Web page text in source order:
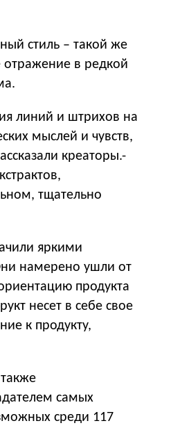
стиль – такой же
в редкой
линий и штрихов на
мыслей и чувств,
креаторы.-
тщательно
яркими
намерено ушли от
продукта
несет в себе свое
к продукту,
самых
среди 117